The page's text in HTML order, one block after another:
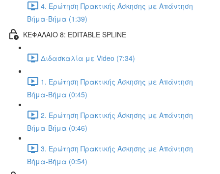
4. Ερώτηση Πρακτικής Άσκησης με Απάντηση
Βήμα-Βήμα (1:39)
ΚΕΦΑΛΑΙΟ 8: EDITABLE SPLINE
Διδασκαλία με Video (7:34)
1. Ερώτηση Πρακτικής Άσκησης με Απάντηση
Βήμα-Βήμα (0:45)
2. Ερώτηση Πρακτικής Άσκησης με Απάντηση
Βήμα-Βήμα (0:46)
3. Ερώτηση Πρακτικής Άσκησης με Απάντηση
Βήμα-Βήμα (0:54)